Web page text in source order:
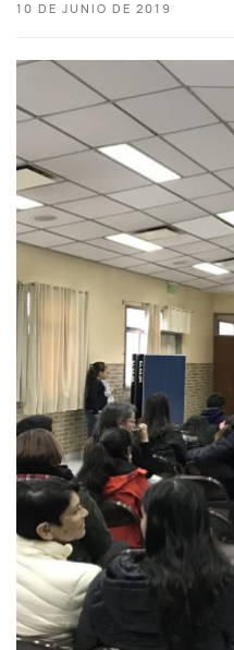
10 DE JUNIO DE 2019